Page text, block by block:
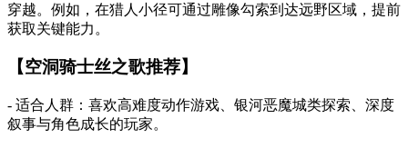
穿越。例如，在猎人小径可通过雕像勾索到达远野区域，提前
获取关键能力。
【空洞骑士丝之歌推荐】
- 适合人群：喜欢高难度动作游戏、银河恶魔城类探索、深度
叙事与角色成长的玩家。